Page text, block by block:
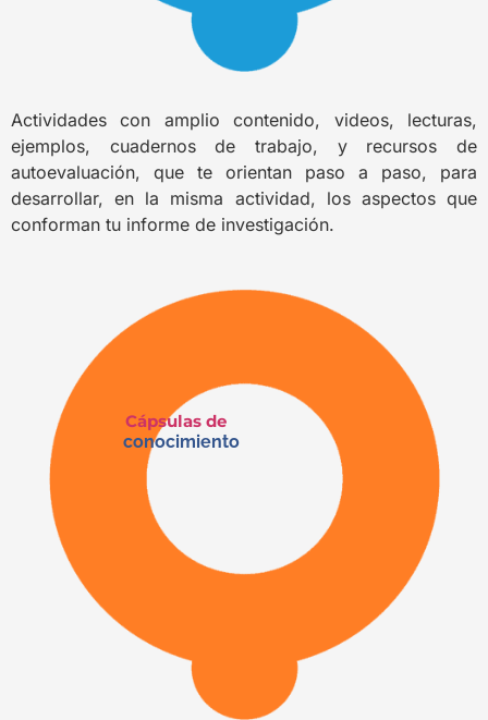
Actividades con amplio contenido, videos, lecturas,
ejemplos, cuadernos de trabajo, y recursos de
autoevaluación, que te orientan paso a paso, para
desarrollar, en la misma actividad, los aspectos que
conforman tu informe de investigación.
Cápsulas de
conocimiento